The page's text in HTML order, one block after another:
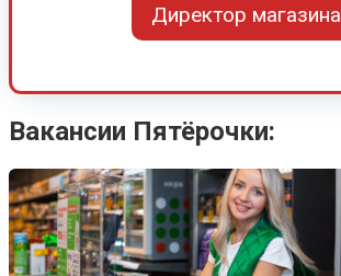
Директор магазина
Вакансии Пятёрочки: